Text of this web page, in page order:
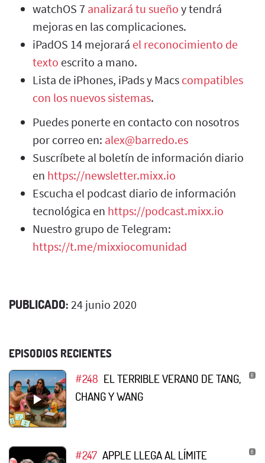
watchOS 7 analizará tu sueño y tendrá
mejoras en las complicaciones.
iPadOS 14 mejorará el reconocimiento de
texto escrito a mano.
Lista de iPhones, iPads y Macs compatibles
con los nuevos sistemas.
Puedes ponerte en contacto con nosotros
por correo en: alex@barredo.es
Suscríbete al boletín de información diario
en https://newsletter.mixx.io
Escucha el podcast diario de información
tecnológica en https://podcast.mixx.io
Nuestro grupo de Telegram:
https://t.me/mixxiocomunidad
PUBLICADO: 24 junio 2020
EPISODIOS RECIENTES
#248 EL TERRIBLE VERANO DE TANG,
CHANG Y WANG
#247 APPLE LLEGA AL LÍMITE